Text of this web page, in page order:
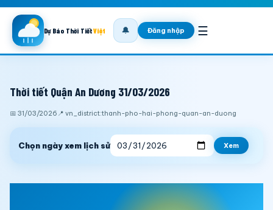
Dự Báo Thời TiếtViệt 🔔 Đăng nhập ☰
Thời tiết Quận An Dương 31/03/2026
📅 31/03/2026 📍 vn_district:thanh-pho-hai-phong-quan-an-duong
Chọn ngày xem lịch sử Xem